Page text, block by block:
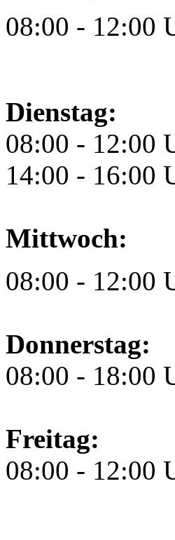
08:00 - 12:00
Dienstag:
08:00 - 12:00
14:00 - 16:00
Mittwoch:
08:00 - 12:00
Donnerstag:
08:00 - 18:00
Freitag:
08:00 - 12:00